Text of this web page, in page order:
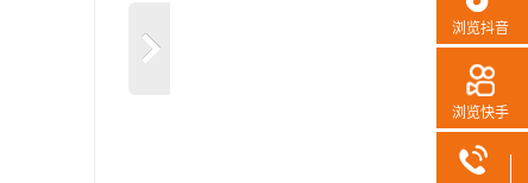
浏览抖音
浏览快手